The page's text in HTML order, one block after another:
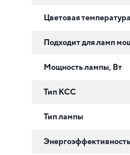
Цветовая
Подходит для ламп
Мощность лампы, Вт
Тип КСС
Тип лампы